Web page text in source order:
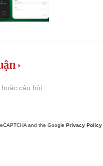
and the Google Privacy Policy